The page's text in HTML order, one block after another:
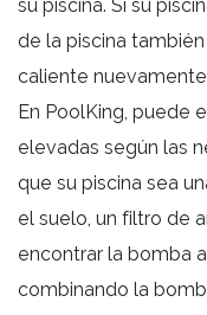
su piscina. Si su
de la piscina
caliente
En PoolKing, puede
elevadas según las
que su piscina sea
el suelo, un filtro de
encontrar la bomba
combinando la